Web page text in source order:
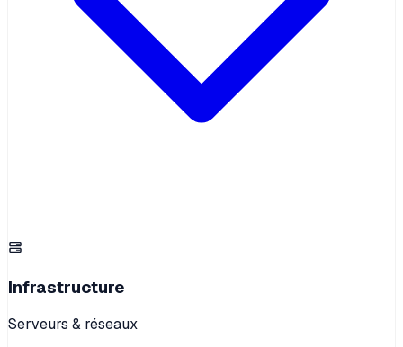
Infrastructure
Serveurs & réseaux